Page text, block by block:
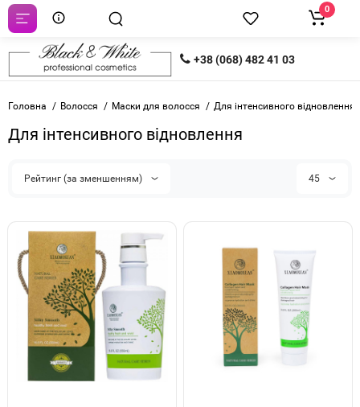
+38 (068) 482 41 03
0
Головна Волосся Маски для волосся Для інтенсивного відновлення
Для інтенсивного відновлення
Рейтинг (за зменшенням) 45